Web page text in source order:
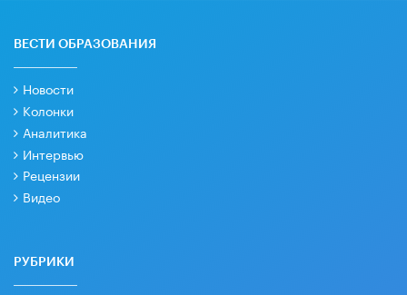
ВЕСТИ ОБРАЗОВАНИЯ
Новости
Колонки
Аналитика
Интервью
Рецензии
Видео
РУБРИКИ